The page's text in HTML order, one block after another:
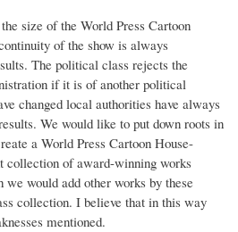
of the World Press Cartoon
of the show is always
The political class rejects the
if it is of another political
changed local authorities have always
We would like to put down roots in
a World Press Cartoon House-
collection of award-winning works
would add other works by these
collection. I believe that in this way
mentioned.